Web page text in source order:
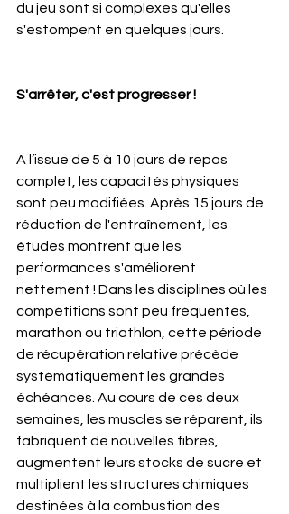
du jeu sont si complexes qu'elles
s'estompent en quelques jours.
S'arrêter, c'est progresser !
A l’issue de 5 à 10 jours de repos
complet, les capacités physiques
sont peu modifiées. Après 15 jours de
réduction de l'entraînement, les
études montrent que les
performances s'améliorent
nettement ! Dans les disciplines où les
compétitions sont peu fréquentes,
marathon ou triathlon, cette période
de récupération relative précède
systématiquement les grandes
échéances. Au cours de ces deux
semaines, les muscles se réparent, ils
fabriquent de nouvelles fibres,
augmentent leurs stocks de sucre et
multiplient les structures chimiques
destinées à la combustion des